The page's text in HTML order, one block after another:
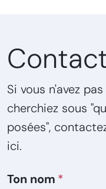
Si vous n'avez
cherchiez sous
posées",
ici.
Ton nom